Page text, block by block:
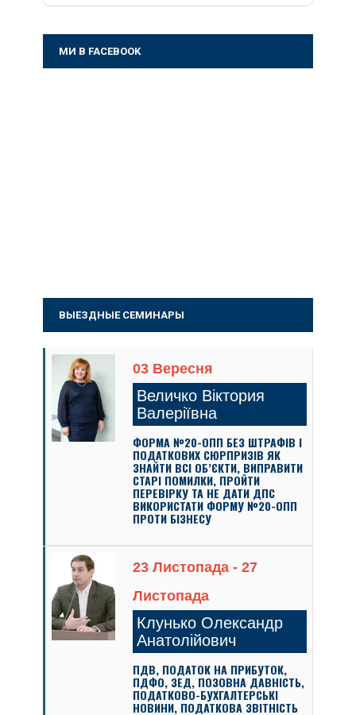
МИ В FACEBOOK
ВЫЕЗДНЫЕ СЕМИНАРЫ
03 Вересня
Величко Віктория
Валеріївна
ФОРМА №20-ОПП БЕЗ ШТРАФІВ І
ПОДАТКОВИХ СЮРПРИЗІВ ЯК
ЗНАЙТИ ВСІ ОБ’ЄКТИ, ВИПРАВИТИ
СТАРІ ПОМИЛКИ, ПРОЙТИ
ПЕРЕВІРКУ ТА НЕ ДАТИ ДПС
ВИКОРИСТАТИ ФОРМУ №20-ОПП
ПРОТИ БІЗНЕСУ
23 Листопада - 27
Листопада
Клунько Олександр
Анатолійович
ПДВ, ПОДАТОК НА ПРИБУТОК,
ПДФО, ЗЕД, ПОЗОВНА ДАВНІСТЬ,
ПОДАТКОВО-БУХГАЛТЕРСЬКІ
НОВИНИ, ПОДАТКОВА ЗВІТНІСТЬ